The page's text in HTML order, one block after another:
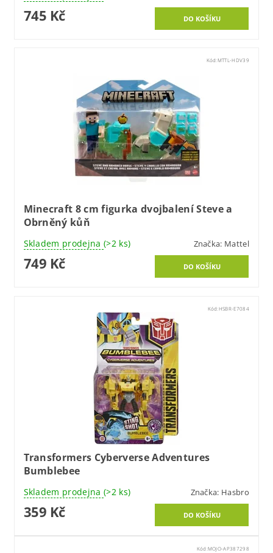
745 Kč
Kód: MTTL-HDV39
Minecraft 8 cm figurka dvojbalení Steve a
Obrněný kůň
Skladem prodejna (>2 ks) Značka: Mattel
749 Kč
Kód: HSBR-E7084
Transformers Cyberverse Adventures
Bumblebee
Skladem prodejna (>2 ks) Značka: Hasbro
359 Kč
Kód: MOJO-AP387298